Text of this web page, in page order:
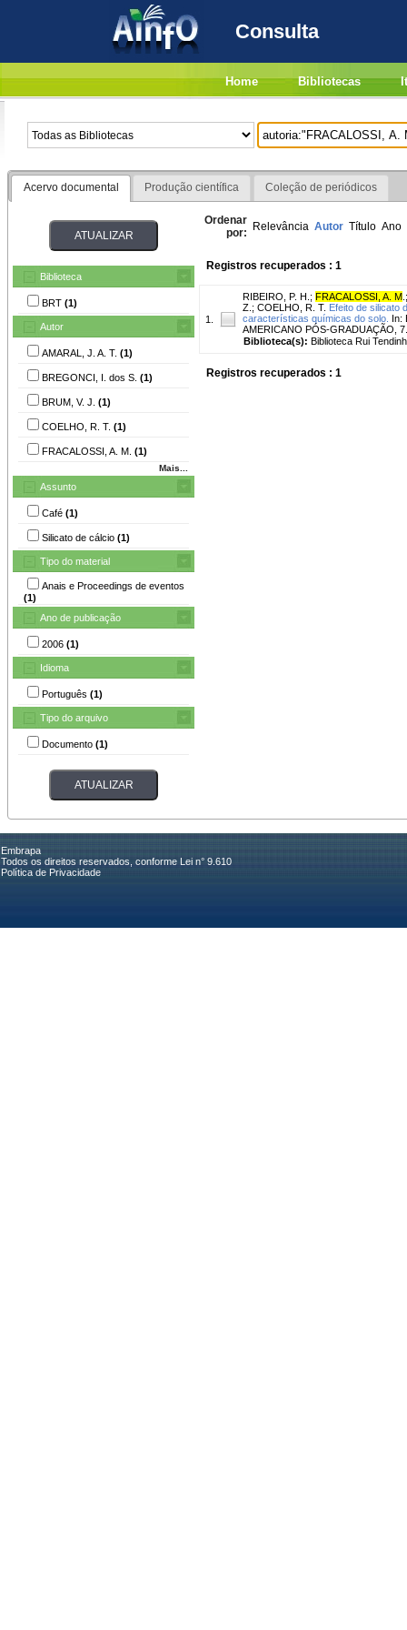
Consulta
Home Bibliotecas
Acervo documental Produção científica Coleção de periódicos
Biblioteca
BRT (1)
Autor
AMARAL, J. A. T. (1)
BREGONCI, I. dos S. (1)
BRUM, V. J. (1)
COELHO, R. T. (1)
FRACALOSSI, A. M. (1)
Mais...
Assunto
Café (1)
Silicato de cálcio (1)
Tipo do material
Anais e Proceedings de eventos
(1)
Ano de publicação
2006 (1)
Idioma
Português (1)
Tipo do arquivo
Documento (1)
Ordenar
por: Relevância Autor Título Ano
Registros recuperados : 1
1.
RIBEIRO, P. H. ; FRACALOSSI, A. M
Z. ; COELHO, R. T. Efeito de silicato
características químicas do solo. In:
AMERICANO PÓS-GRADUAÇÃO,
Biblioteca(s): Biblioteca Rui
Registros recuperados : 1
Embrapa
Todos os direitos reservados, conforme Lei n° 9.610
Política de Privacidade